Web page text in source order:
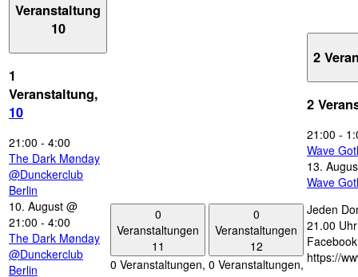
Veranstaltung
10
1
Veranstaltung,
10
21:00 - 4:00
The Dark Mønday
@Dunckerclub
Berlin
10. August @
21:00 - 4:00
The Dark Mønday
@Dunckerclub
Berlin
0
Veranstaltungen
11
0 Veranstaltungen,
0
Veranstaltungen
12
0 Veranstaltungen,
2
2
21:00 -
Wave
13.
Wave
Jeden
21.00
https://